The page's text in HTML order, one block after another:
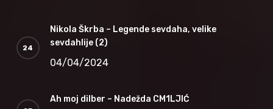
Nikola Škrba – Legende sevdaha, velike
sevdahlije (2)
04/04/2024
Ah moj dilber – Nadežda CM1LJIĆ